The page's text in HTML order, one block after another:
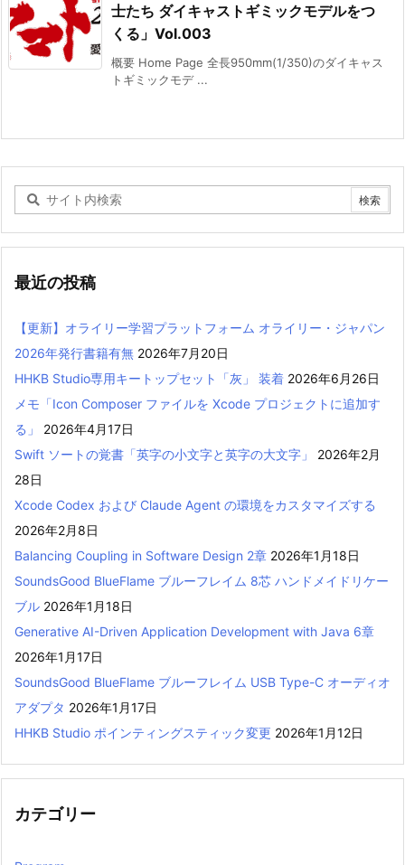
士たち ダイキャストギミックモデルをつ
くる」Vol.003
概要 Home Page 全長950mm(1/350)のダイキャス
トギミックモデ ...
最近の投稿
【更新】オライリー学習プラットフォーム オライリー・ジャパン
2026年発行書籍有無 2026年7月20日
HHKB Studio専用キートップセット「灰」 装着 2026年6月26日
メモ「Icon Composer ファイルを Xcode プロジェクトに追加す
る」
2026年4月17日
Swift ソートの覚書「英字の小文字と英字の大文字」
2026年2月
28日
Xcode Codex および Claude Agent の環境をカスタマイズする
2026年2月8日
Balancing Coupling in Software Design 2章 2026年1月18日
SoundsGood BlueFlame ブルーフレイム 8芯 ハンドメイドリケー
ブル 2026年1月18日
Generative AI-Driven Application Development with Java 6章
2026年1月17日
SoundsGood BlueFlame ブルーフレイム USB Type-C オーディオ
アダプタ 2026年1月17日
HHKB Studio ポインティングスティック変更 2026年1月12日
カテゴリー